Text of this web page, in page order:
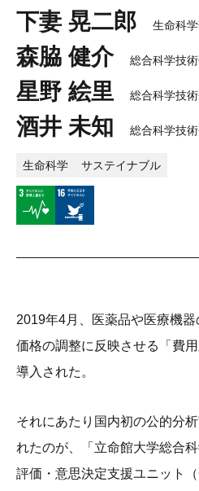
下妻 晃二郎 生命科
森脇 健介 総合科学技
星野 絵里 総合科学技
酒井 未知 総合科学技
生命科学 サステイナブル
2019年4月、医薬品や医療機器
価格の調整に反映させる「費
導入された。
それにあたり国内初の公的分
れたのが、「立命館大学総合
評価・意思決定支援ユニット